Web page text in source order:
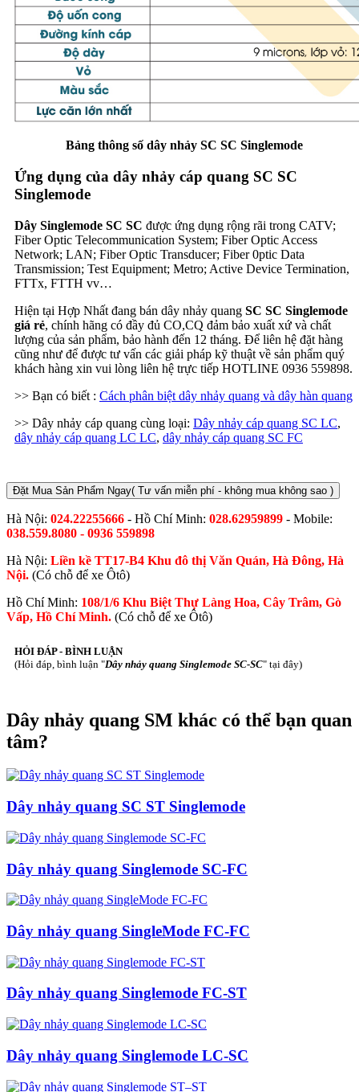
Bảng thông số dây nhảy SC SC Singlemode
Ứng dụng của dây nhảy cáp quang SC SC
Singlemode
Dây Singlemode SC SC được ứng dụng rộng rãi trong CATV;
Fiber Optic Telecommunication System; Fiber Optic Access
Network; LAN; Fiber Optic Transducer; Fiber 0ptic Data
Transmission; Test Equipment; Metro; Active Device Termination,
FTTx, FTTH vv…
Hiện tại Hợp Nhất đang bán dây nhảy quang SC SC Singlemode
giá rẻ, chính hãng có đầy đủ CO,CQ đảm bảo xuất xứ và chất
lượng của sản phẩm, bảo hành đến 12 tháng. Để liên hệ đặt hàng
cũng như để được tư vấn các giải pháp kỹ thuật về sản phẩm quý
khách hàng xin vui lòng liên hệ trực tiếp HOTLINE 0936 559898.
>> Bạn có biết : Cách phân biệt dây nhảy quang và dây hàn quang
>> Dây nhảy cáp quang cùng loại: Dây nhảy cáp quang SC LC,
dây nhảy cáp quang LC LC, dây nhảy cáp quang SC FC
Đặt Mua Sản Phẩm Ngay( Tư vấn miễn phí - không mua không sao )
Hà Nội: 024.22255666 - Hồ Chí Minh: 028.62959899 - Mobile:
038.559.8080 - 0936 559898
Hà Nội: Liền kề TT17-B4 Khu đô thị Văn Quán, Hà Đông, Hà
Nội. (Có chỗ để xe Ôtô)
Hồ Chí Minh: 108/1/6 Khu Biệt Thự Làng Hoa, Cây Trâm, Gò
Vấp, Hồ Chí Minh. (Có chỗ để xe Ôtô)
HỎI ĐÁP - BÌNH LUẬN
(Hỏi đáp, bình luận "Dây nhảy quang Singlemode SC-SC" tại đây)
Dây nhảy quang SM khác có thể bạn quan
tâm?
Dây nhảy quang SC ST Singlemode
Dây nhảy quang Singlemode SC-FC
Dây nhảy quang SingleMode FC-FC
Dây nhảy quang Singlemode FC-ST
Dây nhảy quang Singlemode LC-SC